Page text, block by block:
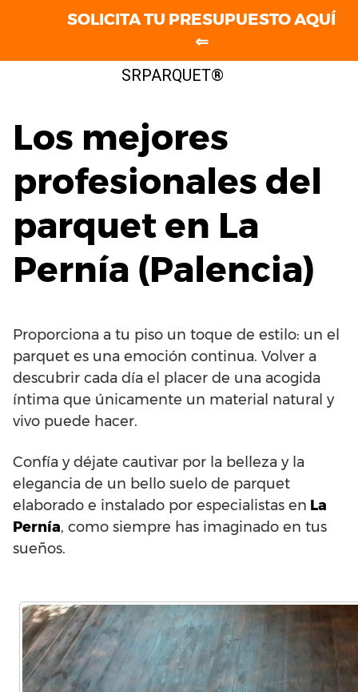
SRPARQUET®
Los mejores
profesionales del
parquet en La
Pernía (Palencia)
Proporciona a tu piso un toque de estilo: un el
parquet es una emoción continua. Volver a
descubrir cada día el placer de una acogida
íntima que únicamente un material natural y
vivo puede hacer.
Confía y déjate cautivar por la belleza y la
elegancia de un bello suelo de parquet
elaborado e instalado por especialistas en La
Pernía, como siempre has imaginado en tus
sueños.
SOLICITA TU PRESUPUESTO AQUÍ
⇐